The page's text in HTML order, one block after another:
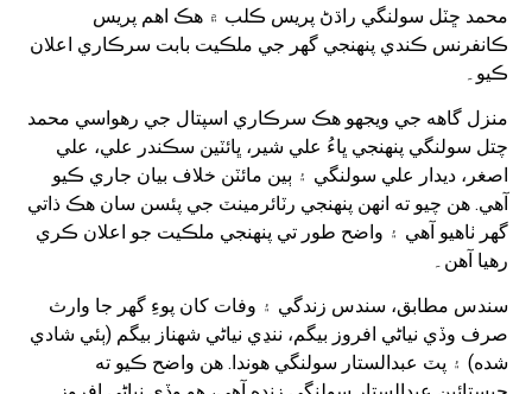
محمد ڇٽل سولنگي راڌڻ پريس ڪلب ۾ هڪ اهم پريس
ڪانفرنس ڪندي پنهنجي گهر جي ملڪيت بابت سرڪاري اعلان
ڪيو۔
منزل گاهه جي ويجهو هڪ سرڪاري اسپتال جي رهواسي محمد
چتل سولنگي پنهنجي ڀاءُ علي شير، ڀائٽين سڪندر علي، علي
اصغر، ديدار علي سولنگي ۽ ٻين مائٽن خلاف بيان جاري ڪيو
آهي. هن چيو ته انهن پنهنجي رٽائرمينٽ جي پئسن سان هڪ ذاتي
گهر ٺاهيو آهي ۽ واضح طور تي پنهنجي ملڪيت جو اعلان ڪري
رهيا آهن۔
سندس مطابق، سندس زندگي ۽ وفات کان پوءِ گهر جا وارث
صرف وڏي نياڻي افروز بيگم، ننڍي نياڻي شهناز بيگم (ٻئي شادي
شده) ۽ پٽ عبدالستار سولنگي هوندا. هن واضح ڪيو ته